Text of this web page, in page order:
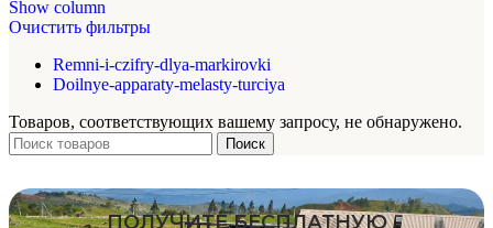
Show column
Очистить фильтры
Remni-i-czifry-dlya-markirovki
Doilnye-apparaty-melasty-turciya
Товаров, соответствующих вашему запросу, не обнаружено.
Поиск
ПОЛУЧИТЕ БЕСПЛАТНУЮ